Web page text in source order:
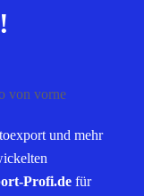
und mehr
Profi.de für